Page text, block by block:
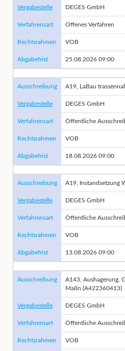
Vergabestelle DEGES GmbH
Verfahrensart Offenes Verfahren
Rechtsrahmen VOB
Abgabefrist 25.08.2026 09:00
Ausschreibung A19, LaBau
Vergabestelle DEGES GmbH
Verfahrensart Öffentliche
Rechtsrahmen VOB
Abgabefrist 18.08.2026 09:00
Ausschreibung A19, Instandsetzung
Vergabestelle DEGES GmbH
Verfahrensart Öffentliche
Rechtsrahmen VOB
Abgabefrist 13.08.2026 09:00
Ausschreibung
A143, Aushagerung,
Maßn (A422360413)
Vergabestelle DEGES GmbH
Verfahrensart Öffentliche
Rechtsrahmen VOB